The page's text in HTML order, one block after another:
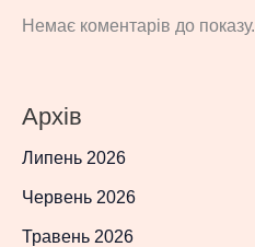
Немає коментарів до показу.
Архів
Липень 2026
Червень 2026
Травень 2026